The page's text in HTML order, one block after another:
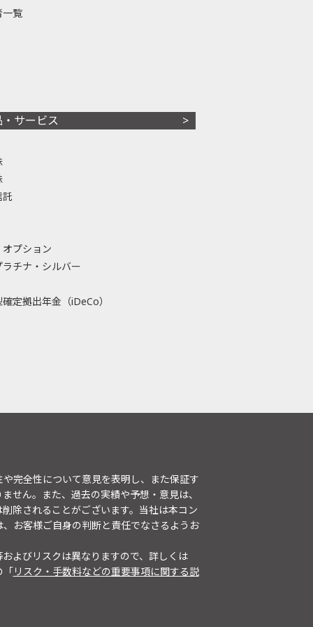
一覧
・サービス
託
プション
ラチナ・シルバー
定拠出年金（iDeCo）
完全性について意見を表明し、また保証す
せん。また、過去の実績や予想・意見は、
除されることがございます。当社は本コン
お客様ご自身の判断と責任でなさるようお
よびリスクは異なりますので、詳しくは
「リスク・手数料などの重要事項に関する説